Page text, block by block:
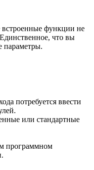
встроенные функции не
что вы
параметры.
потребуется ввести
или стандартные
программном